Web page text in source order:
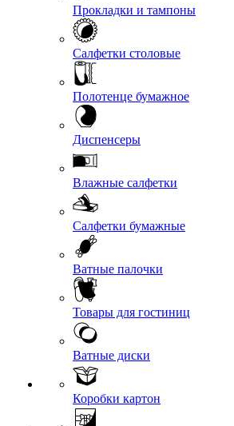
Прокладки и тампоны
Салфетки столовые
Полотенце бумажное
Диспенсеры
Влажные салфетки
Салфетки бумажные
Ватные палочки
Товары для гостиниц
Ватные диски
Коробки картон